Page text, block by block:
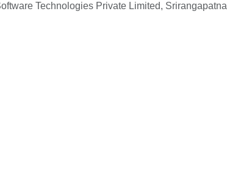
Technologies Private Limited,